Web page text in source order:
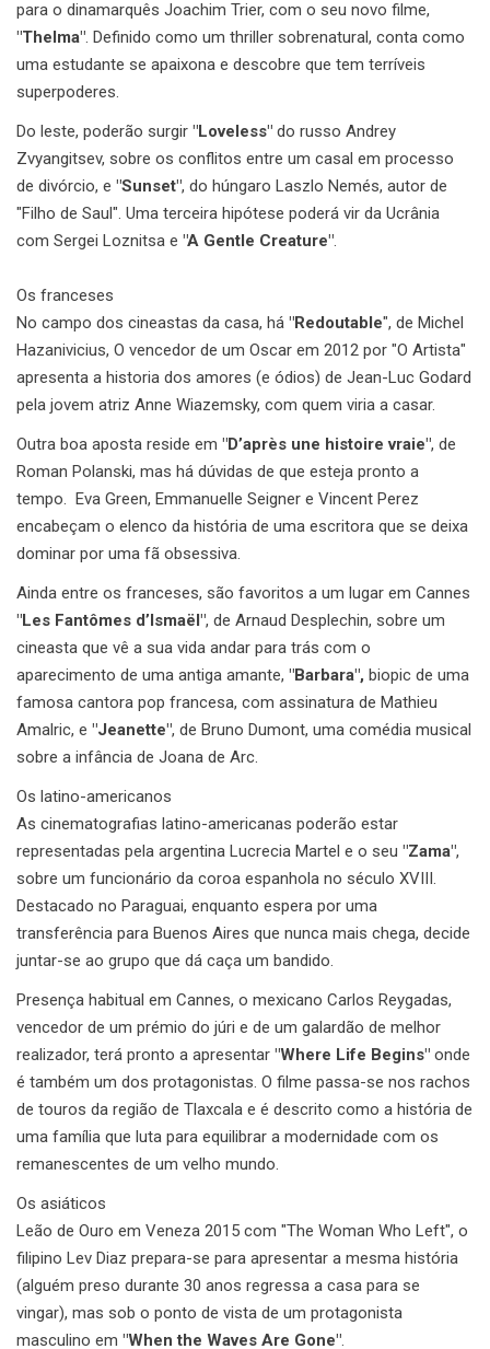
para o dinamarquês Joachim Trier, com o seu novo filme,
"Thelma". Definido como um thriller sobrenatural, conta como
uma estudante se apaixona e descobre que tem terríveis
superpoderes.
Do leste, poderão surgir "Loveless" do russo Andrey
Zvyangitsev, sobre os conflitos entre um casal em processo
de divórcio, e "Sunset", do húngaro Laszlo Nemés, autor de
"Filho de Saul". Uma terceira hipótese poderá vir da Ucrânia
com Sergei Loznitsa e "A Gentle Creature".
Os franceses
No campo dos cineastas da casa, há "Redoutable", de Michel
Hazanivicius, O vencedor de um Oscar em 2012 por "O Artista"
apresenta a historia dos amores (e ódios) de Jean-Luc Godard
pela jovem atriz Anne Wiazemsky, com quem viria a casar.
Outra boa aposta reside em "D’après une histoire vraie", de
Roman Polanski, mas há dúvidas de que esteja pronto a
tempo. Eva Green, Emmanuelle Seigner e Vincent Perez
encabeçam o elenco da história de uma escritora que se deixa
dominar por uma fã obsessiva.
Ainda entre os franceses, são favoritos a um lugar em Cannes
"Les Fantômes d’Ismaël", de Arnaud Desplechin, sobre um
cineasta que vê a sua vida andar para trás com o
aparecimento de uma antiga amante, "Barbara", biopic de uma
famosa cantora pop francesa, com assinatura de Mathieu
Amalric, e "Jeanette", de Bruno Dumont, uma comédia musical
sobre a infância de Joana de Arc.
Os latino-americanos
As cinematografias latino-americanas poderão estar
representadas pela argentina Lucrecia Martel e o seu "Zama",
sobre um funcionário da coroa espanhola no século XVIII.
Destacado no Paraguai, enquanto espera por uma
transferência para Buenos Aires que nunca mais chega, decide
juntar-se ao grupo que dá caça um bandido.
Presença habitual em Cannes, o mexicano Carlos Reygadas,
vencedor de um prémio do júri e de um galardão de melhor
realizador, terá pronto a apresentar "Where Life Begins" onde
é também um dos protagonistas. O filme passa-se nos rachos
de touros da região de Tlaxcala e é descrito como a história de
uma família que luta para equilibrar a modernidade com os
remanescentes de um velho mundo.
Os asiáticos
Leão de Ouro em Veneza 2015 com "The Woman Who Left", o
filipino Lev Diaz prepara-se para apresentar a mesma história
(alguém preso durante 30 anos regressa a casa para se
vingar), mas sob o ponto de vista de um protagonista
masculino em "When the Waves Are Gone".